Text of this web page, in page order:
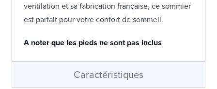
ventilation et sa fabrication française, ce sommier
est parfait pour votre confort de sommeil.
A noter que les pieds ne sont pas inclus
Caractéristiques